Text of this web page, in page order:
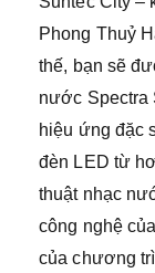
Phong Thuỷ
thế, bạn sẽ
nước Spectra
hiệu ứng đặc
đèn LED từ
thuật nhạc
công nghệ
của chương